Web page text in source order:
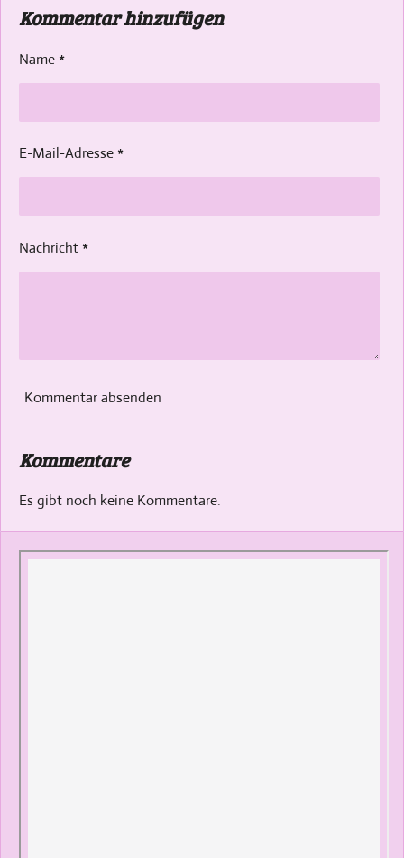
l
e
l
e
l
e
l
e
Kommentar hinzufügen
Name *
E-Mail-Adresse *
Nachricht *
Kommentar absenden
Kommentare
Es gibt noch keine Kommentare.